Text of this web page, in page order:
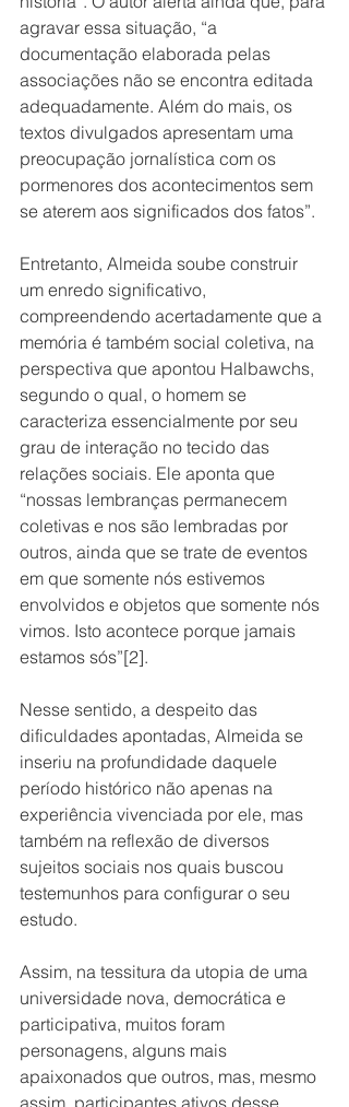
agravar essa situação, “a
documentação elaborada pelas
associações não se encontra editada
adequadamente. Além do mais, os
textos divulgados apresentam uma
preocupação jornalística com os
pormenores dos acontecimentos sem
se aterem aos significados dos fatos”.
Entretanto, Almeida soube construir
um enredo significativo,
compreendendo acertadamente que a
memória é também social coletiva, na
perspectiva que apontou Halbawchs,
segundo o qual, o homem se
caracteriza essencialmente por seu
grau de interação no tecido das
relações sociais. Ele aponta que
“nossas lembranças permanecem
coletivas e nos são lembradas por
outros, ainda que se trate de eventos
em que somente nós estivemos
envolvidos e objetos que somente nós
vimos. Isto acontece porque jamais
estamos sós”[2].
Nesse sentido, a despeito das
dificuldades apontadas, Almeida se
inseriu na profundidade daquele
período histórico não apenas na
experiência vivenciada por ele, mas
também na reflexão de diversos
sujeitos sociais nos quais buscou
testemunhos para configurar o seu
estudo.
Assim, na tessitura da utopia de uma
universidade nova, democrática e
participativa, muitos foram
personagens, alguns mais
apaixonados que outros, mas, mesmo